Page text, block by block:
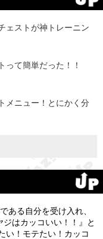
ェストが神トレーニン
って簡単だった！！
メニュー！とにかく分
ある自分を受け入れ、
ジはカッコいい！！』と
い！モテたい！カッコ